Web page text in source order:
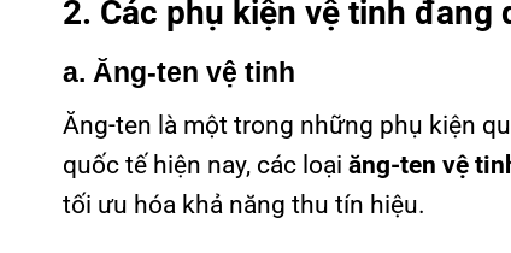
2. Các phụ kiện vệ tinh
a. Ăng-ten vệ tinh
Ăng-ten là một trong những phụ kiện
quốc tế hiện nay, các loại ăng-ten vệ
tối ưu hóa khả năng thu tín hiệu.